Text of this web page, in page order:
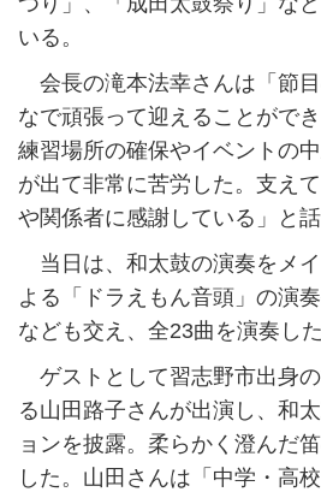
いる。
会長の滝本法幸さんは「節
なで頑張って迎えることがで
練習場所の確保やイベントの
が出て非常に苦労した。支え
や関係者に感謝している」と話
当日は、和太鼓の演奏をメ
よる「ドラえもん音頭」の演
なども交え、全23曲を演奏した
ゲストとして習志野市出身
る山田路子さんが出演し、和
ョンを披露。柔らかく澄んだ
した。山田さんは「中学・高